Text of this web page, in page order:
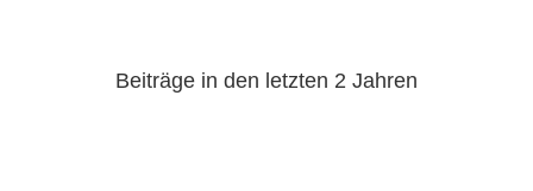
Beiträge in den letzten 2 Jahren